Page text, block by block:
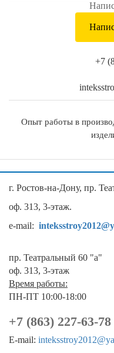
+7
Опыт работы в
г. Ростов-на-Дону, пр.
оф. 313, 3-этаж.
e-mail:
пр. Театральный 60 "а"
оф. 313, 3-этаж
Время работы:
ПН-ПТ 10:00-18:00
+7 (863) 227-63-78
E-mail: